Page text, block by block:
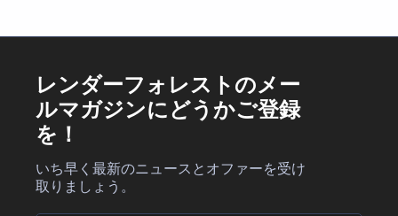
レンダーフォレストのメー
ルマガジンにどうかご登録
を！
いち早く最新のニュースとオファーを受け
取りましょう。